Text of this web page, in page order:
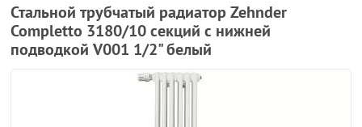
Стальной трубчатый радиатор Zehnder
Completto 3180/10 секций с нижней
подводкой V001 1/2" белый